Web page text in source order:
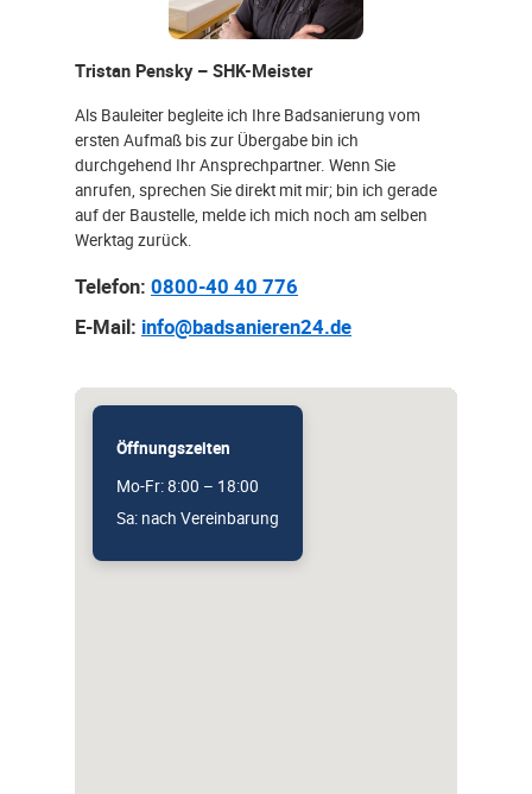
Tristan Pensky – SHK-Meister
Als Bauleiter begleite ich Ihre Badsanierung vom
ersten Aufmaß bis zur Übergabe bin ich
durchgehend Ihr Ansprechpartner. Wenn Sie
anrufen, sprechen Sie direkt mit mir; bin ich gerade
auf der Baustelle, melde ich mich noch am selben
Werktag zurück.
Telefon: 0800-40 40 776
E-Mail: info@badsanieren24.de
Öffnungszeiten
Mo-Fr: 8:00 – 18:00
Sa: nach Vereinbarung